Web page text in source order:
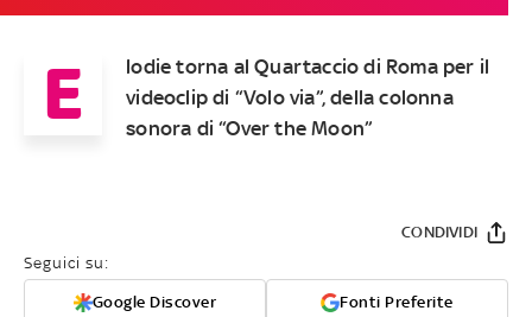
E
lodie torna al Quartaccio di Roma per il
videoclip di “Volo via”, della colonna
sonora di “Over the Moon”
Seguici su:
Google Discover Fonti Preferite
CONDIVIDI